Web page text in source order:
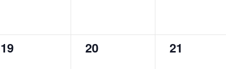
0
19
0
20
0
21